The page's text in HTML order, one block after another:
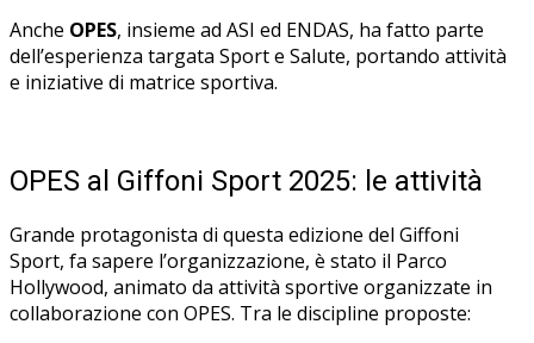
Anche OPES, insieme ad ASI ed ENDAS, ha fatto parte
dell’esperienza targata Sport e Salute, portando attività
e iniziative di matrice sportiva.
OPES al Giffoni Sport 2025: le attività
Grande protagonista di questa edizione del Giffoni
Sport, fa sapere l’organizzazione, è stato il Parco
Hollywood, animato da attività sportive organizzate in
collaborazione con OPES. Tra le discipline proposte: